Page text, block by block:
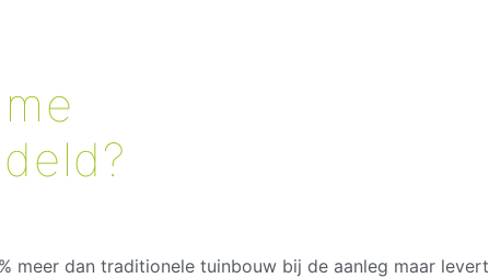
meer dan traditionele tuinbouw bij de aanleg maar levert